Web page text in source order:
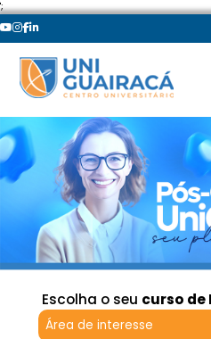
';
Escolha o seu curso de
Área de interesse